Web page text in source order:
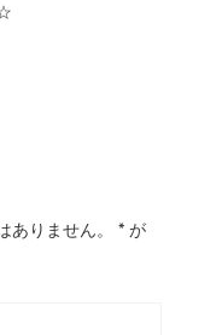
りません。 * が